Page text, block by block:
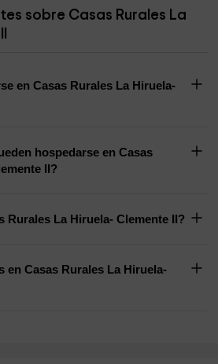
sobre Casas Rurales La
en Casas Rurales La Hiruela-
hospedarse en Casas
II?
Rurales La Hiruela- Clemente II?
en Casas Rurales La Hiruela-